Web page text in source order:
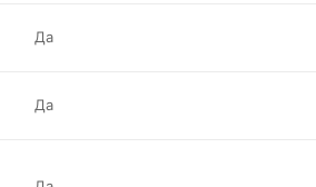
Да
Да